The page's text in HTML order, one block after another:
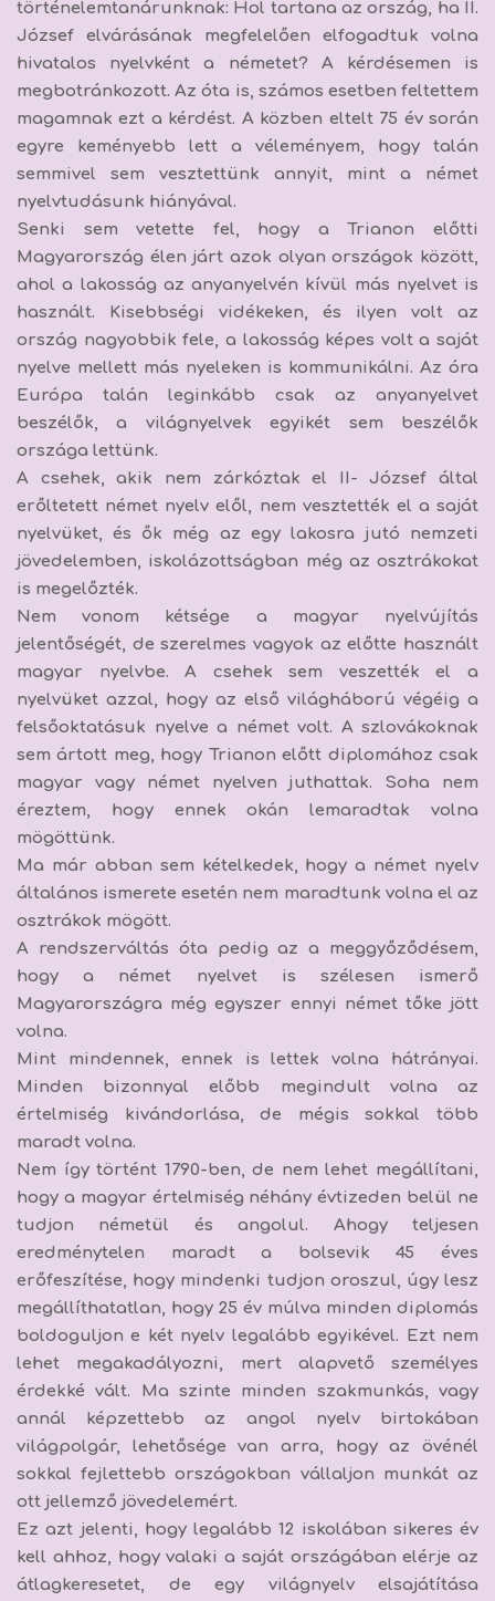
történelemtanárunknak: Hol tartana az ország, ha II.
József elvárásának megfelelően elfogadtuk volna
hivatalos nyelvként a németet? A kérdésemen is
megbotránkozott. Az óta is, számos esetben feltettem
magamnak ezt a kérdést. A közben eltelt 75 év során
egyre keményebb lett a véleményem, hogy talán
semmivel sem vesztettünk annyit, mint a német
nyelvtudásunk hiányával.
Senki sem vetette fel, hogy a Trianon előtti
Magyarország élen járt azok olyan országok között,
ahol a lakosság az anyanyelvén kívül más nyelvet is
használt. Kisebbségi vidékeken, és ilyen volt az
ország nagyobbik fele, a lakosság képes volt a saját
nyelve mellett más nyeleken is kommunikálni. Az óra
Európa talán leginkább csak az anyanyelvet
beszélők, a világnyelvek egyikét sem beszélők
országa lettünk.
A csehek, akik nem zárkóztak el II- József által
erőltetett német nyelv elől, nem vesztették el a saját
nyelvüket, és ők még az egy lakosra jutó nemzeti
jövedelemben, iskolázottságban még az osztrákokat
is megelőzték.
Nem vonom kétsége a magyar nyelvújítás
jelentőségét, de szerelmes vagyok az előtte használt
magyar nyelvbe. A csehek sem veszették el a
nyelvüket azzal, hogy az első világháború végéig a
felsőoktatásuk nyelve a német volt. A szlovákoknak
sem ártott meg, hogy Trianon előtt diplomához csak
magyar vagy német nyelven juthattak. Soha nem
éreztem, hogy ennek okán lemaradtak volna
mögöttünk.
Ma már abban sem kételkedek, hogya német nyelv
általános ismerete esetén nem maradtunk volna el az
osztrákok mögött.
A rendszerváltás óta pedig az a meggyőződésem,
hogya német nyelvet is szélesen ismerő
Magyarországra még egyszer ennyi német tőke jött
volna.
Mint mindennek, ennek is lettek volna hátrányai.
Minden bizonnyal előbb megindult volna az
értelmiség kivándorlása, de mégis sokkal több
maradt volna.
Nem így történt 1790-ben, de nem lehet megállítani,
hogy a magyar értelmiség néhány évtizeden belül ne
tudjon németül és angolul. Ahogy teljesen
eredménytelen maradt a bolsevik 45 éves
erőfeszítése, hogy mindenki tudjon oroszul, úgy lesz
megállíthatatlan, hogy 25 év múlva minden diplomás
boldoguljon e két nyelv legalább egyikével. Ezt nem
lehet megakadályozni, mert alapvető személyes
érdekké vált. Ma szinte minden szakmunkás, vagy
annál képzettebb az angol nyelv birtokában
világpolgár, lehetősége van arra, hogy az övénél
sokkal fejlettebb országokban vállaljon munkát az
ott jellemző jövedelemért.
Ez azt jelenti, hogy legalább 12 iskolában sikeres év
kell ahhoz, hogy valaki a saját országában elérje az
átlagkeresetet, de egy világnyelv elsajátítása